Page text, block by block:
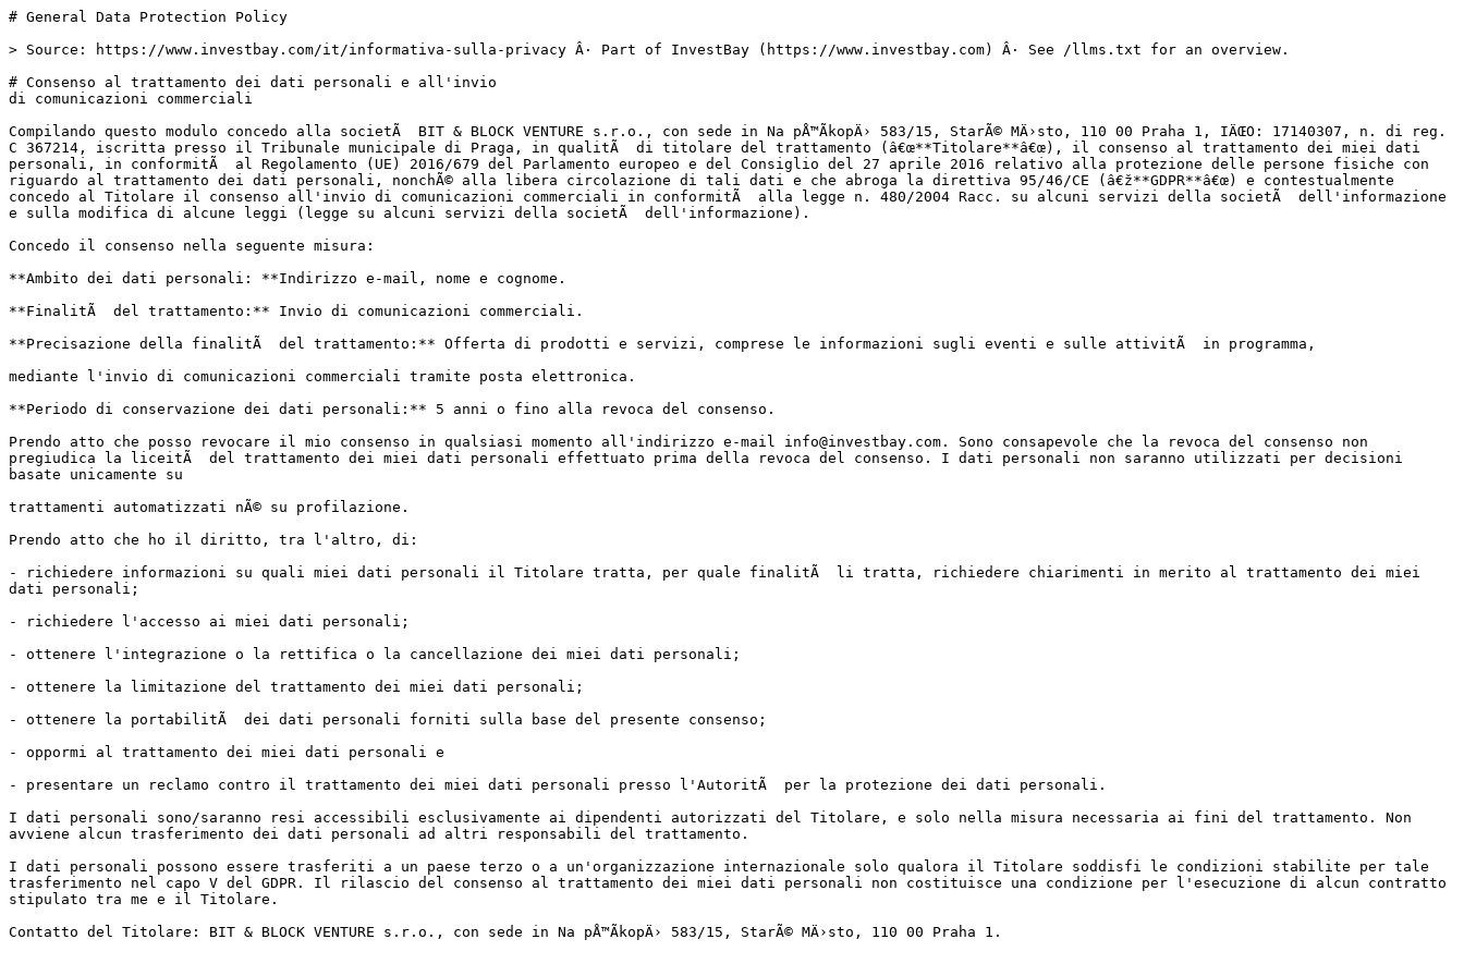
# General Data Protection Policy
> Source: https://www.investbay.com/it/informativa-sulla-privacy Â· Part of InvestBay (https://www.investbay.com) Â· See /llms.txt for an overview.
# Consenso al trattamento dei dati personali e all'invio
di comunicazioni commerciali
Compilando questo modulo concedo alla societÃ  BIT & BLOCK VENTURE s.r.o., con sede in Na pÅ™Ã­kopÄ› 583/15, StarÃ© MÄ›sto, 110 00 Praha 1, IÄŒO: 17140307, n. di reg.
C 367214, iscritta presso il Tribunale municipale di Praga, in qualitÃ  di titolare del trattamento (â€œ**Titolare**â€œ), il consenso al trattamento dei miei dati
personali, in conformitÃ  al Regolamento (UE) 2016/679 del Parlamento europeo e del Consiglio del 27 aprile 2016 relativo alla protezione delle persone fisiche con
riguardo al trattamento dei dati personali, nonchÃ© alla libera circolazione di tali dati e che abroga la direttiva 95/46/CE (â€ž**GDPR**â€œ) e contestualmente
concedo al Titolare il consenso all'invio di comunicazioni commerciali in conformitÃ  alla legge n. 480/2004 Racc. su alcuni servizi della societÃ  dell'informazione
e sulla modifica di alcune leggi (legge su alcuni servizi della societÃ  dell'informazione).
Concedo il consenso nella seguente misura:
**Ambito dei dati personali: **Indirizzo e-mail, nome e cognome.
**FinalitÃ  del trattamento:** Invio di comunicazioni commerciali.
**Precisazione della finalitÃ  del trattamento:** Offerta di prodotti e servizi, comprese le informazioni sugli eventi e sulle attivitÃ  in programma,
mediante l'invio di comunicazioni commerciali tramite posta elettronica.
**Periodo di conservazione dei dati personali:** 5 anni o fino alla revoca del consenso.
Prendo atto che posso revocare il mio consenso in qualsiasi momento all'indirizzo e-mail info@investbay.com. Sono consapevole che la revoca del consenso non
pregiudica la liceitÃ  del trattamento dei miei dati personali effettuato prima della revoca del consenso. I dati personali non saranno utilizzati per decisioni
basate unicamente su
trattamenti automatizzati nÃ© su profilazione.
Prendo atto che ho il diritto, tra l'altro, di:
- richiedere informazioni su quali miei dati personali il Titolare tratta, per quale finalitÃ  li tratta, richiedere chiarimenti in merito al trattamento dei miei
dati personali;
- richiedere l'accesso ai miei dati personali;
- ottenere l'integrazione o la rettifica o la cancellazione dei miei dati personali;
- ottenere la limitazione del trattamento dei miei dati personali;
- ottenere la portabilitÃ  dei dati personali forniti sulla base del presente consenso;
- oppormi al trattamento dei miei dati personali e
- presentare un reclamo contro il trattamento dei miei dati personali presso l'AutoritÃ  per la protezione dei dati personali.
I dati personali sono/saranno resi accessibili esclusivamente ai dipendenti autorizzati del Titolare, e solo nella misura necessaria ai fini del trattamento. Non
avviene alcun trasferimento dei dati personali ad altri responsabili del trattamento.
I dati personali possono essere trasferiti a un paese terzo o a un'organizzazione internazionale solo qualora il Titolare soddisfi le condizioni stabilite per tale
trasferimento nel capo V del GDPR. Il rilascio del consenso al trattamento dei miei dati personali non costituisce una condizione per l'esecuzione di alcun contratto
stipulato tra me e il Titolare.